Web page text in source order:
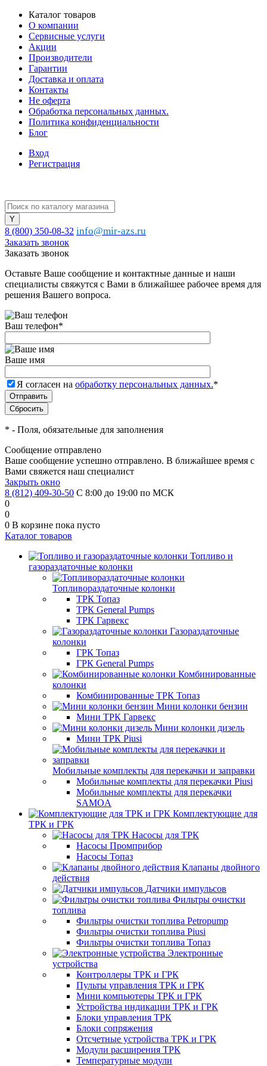
Каталог товаров
О компании
Сервисные услуги
Акции
Производители
Гарантии
Доставка и оплата
Контакты
Не оферта
Обработка персональных данных.
Политика конфиденциальности
Блог
Вход
Регистрация
8 (800) 350-08-32 info@mir-azs.ru
Заказать звонок
Заказать звонок
Оставьте Ваше сообщение и контактные данные и наши
специалисты свяжутся с Вами в ближайшее рабочее время для
решения Вашего вопроса.
Ваш телефон*
Ваше имя
Я согласен на обработку персональных данных.*
* - Поля, обязательные для заполнения
Сообщение отправлено
Ваше сообщение успешно отправлено. В ближайшее время с
Вами свяжется наш специалист
Закрыть окно
8 (812) 409-30-50 С 8:00 до 19:00 по МСК
0
0
0 В корзине пока пусто
Каталог товаров
Топливо и
газораздаточные колонки
Топливораздаточные колонки
ТРК Топаз
ТРК General Pumps
ТРК Гарвекс
Газораздаточные
колонки
ГРК Топаз
ГРК General Pumps
Комбинированные
колонки
Комбинированные ТРК Топаз
Мини колонки бензин
Мини ТРК Гарвекс
Мини колонки дизель
Мини ТРК Piusi
Мобильные комплекты для перекачки и заправки
Мобильные комплекты для перекачки Piusi
Мобильные комплекты для перекачки
SAMOA
Комплектующие для
ТРК и ГРК
Насосы для ТРК
Насосы Промприбор
Насосы Топаз
Клапаны двойного
действия
Датчики импульсов
Фильтры очистки
топлива
Фильтры очистки топлива Petropump
Фильтры очистки топлива Piusi
Фильтры очистки топлива Топаз
Электронные
устройства
Контроллеры ТРК и ГРК
Пульты управления ТРК и ГРК
Мини компьютеры ТРК и ГРК
Устройства индикации ТРК и ГРК
Блоки управления ТРК
Блоки сопряжения
Отсчетные устройства ТРК и ГРК
Модули расширения ТРК
Температурные модули